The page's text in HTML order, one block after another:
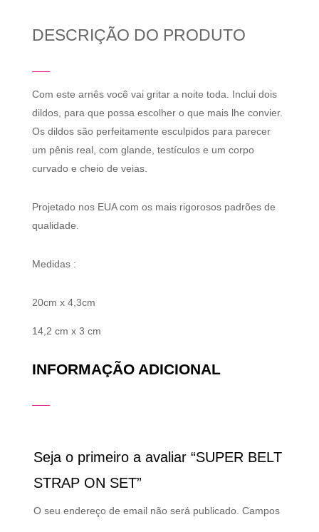
DESCRIÇÃO DO PRODUTO
Com este arnês você vai gritar a noite toda. Inclui dois
dildos, para que possa escolher o que mais lhe convier.
Os dildos são perfeitamente esculpidos para parecer
um pênis real, com glande, testículos e um corpo
curvado e cheio de veias.
Projetado nos EUA com os mais rigorosos padrões de
qualidade.
Medidas :
20cm x 4,3cm
14,2 cm x 3 cm
INFORMAÇÃO ADICIONAL
Seja o primeiro a avaliar “SUPER BELT
STRAP ON SET”
O seu endereço de email não será publicado. Campos